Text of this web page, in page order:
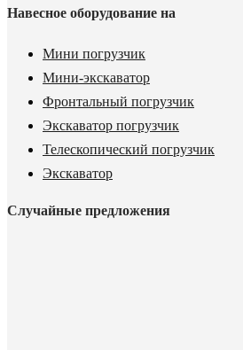
Навесное оборудование на
Мини погрузчик
Мини-экскаватор
Фронтальный погрузчик
Экскаватор погрузчик
Телескопический погрузчик
Экскаватор
Случайные предложения